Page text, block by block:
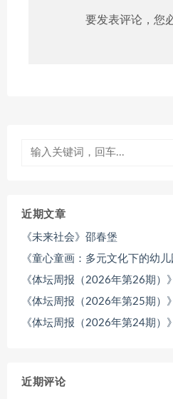
要发表评论，您
近期文章
《未来社会》邵春堡
《童心童画：多元文化下的幼
《体坛周报（2026年第26期）》
《体坛周报（2026年第25期）》
《体坛周报（2026年第24期）》
近期评论